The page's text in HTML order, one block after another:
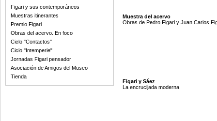
Figari y sus contemporáneos
Muestras itinerantes
Premio Figari
Obras del acervo. En foco
Ciclo "Contactos"
Ciclo "Intemperie"
Jornadas Figari pensador
Asociación de Amigos del Museo
Tienda
Muestra del acervo
Obras de Pedro Figari y Juan Carlos
Figari y Sáez
La encrucijada moderna